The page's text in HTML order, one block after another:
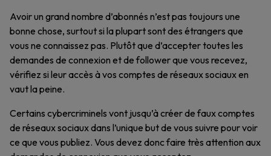
Avoir un grand nombre d’abonnés n’est pas toujours une
bonne chose, surtout si la plupart sont des étrangers que
vous ne connaissez pas. Plutôt que d’accepter toutes les
demandes de connexion et de follower que vous recevez,
vérifiez si leur accès à vos comptes de réseaux sociaux en
vaut la peine.
Certains cybercriminels vont jusqu’à créer de faux comptes
de réseaux sociaux dans l’unique but de vous suivre pour voir
ce que vous publiez. Vous devez donc faire très attention aux